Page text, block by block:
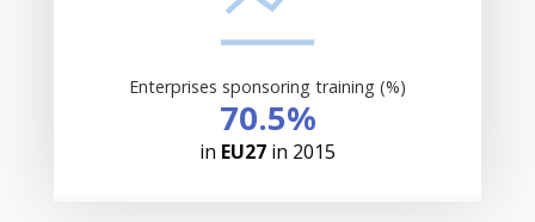
Enterprises sponsoring training (%)
70.5%
in EU27 in 2015